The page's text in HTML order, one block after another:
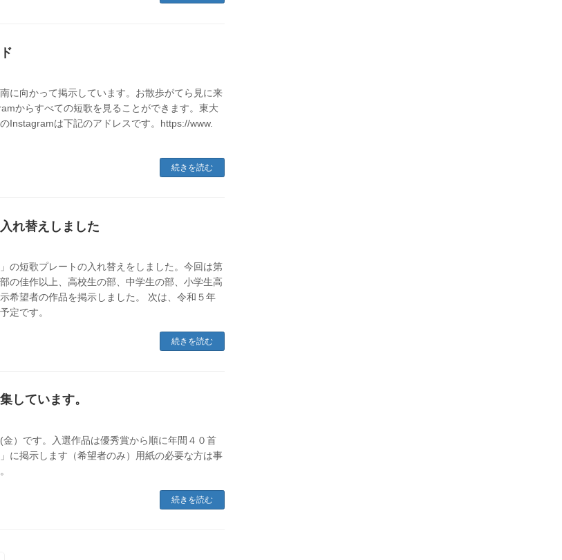
に向かって掲示しています。お散歩がてら見に来
からすべての短歌を見ることができます。東大
Instagramは下記のアドレスです。https://www.
続きを読む
れ替えしました
の短歌プレートの入れ替えをしました。今回は第
の佳作以上、高校生の部、中学生の部、小学生高
希望者の作品を掲示しました。 次は、令和５年
定です。
続きを読む
しています。
）です。入選作品は優秀賞から順に年間４０首
に掲示します（希望者のみ）用紙の必要な方は事
続きを読む